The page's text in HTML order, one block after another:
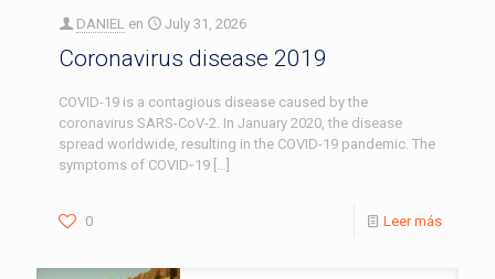
DANIEL en July 31, 2026
Coronavirus disease 2019
COVID-19 is a contagious disease caused by the
coronavirus SARS-CoV-2. In January 2020, the disease
spread worldwide, resulting in the COVID-19 pandemic. The
symptoms of COVID‑19
0 Leer más